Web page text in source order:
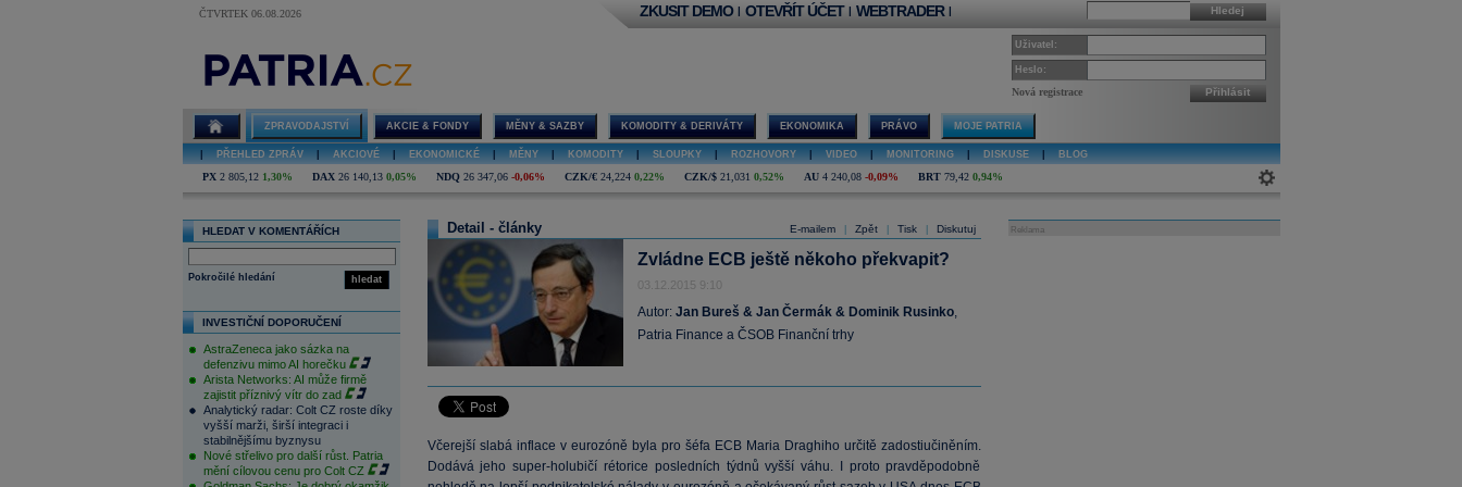
ČTVRTEK 06.08.2026 Hledej
ZKUSIT DEMO | OTEVŘÍT ÚČET | WEBTRADER |
Uživatel:
Heslo:
Nová registrace Přihlásit
ZPRAVODAJSTVÍ AKCIE & FONDY MĚNY & SAZBY KOMODITY & DERIVÁTY EKONOMIKA PRÁVO MOJE PATRIA
PŘEHLED ZPRÁV AKCIOVÉ EKONOMICKÉ MĚNY KOMODITY SLOUPKY ROZHOVORY VIDEO MONITORING DISKUSE BLOG
PX 2 805,12 1,30% DAX 26 140,13 0,05% NDQ 26 347,06 -0,06% CZK/€ 24,224 0,22% CZK/$ 21,031 0,52% AU 4 240,08 -0,09% BRT 79,42 0,94%
HLEDAT V KOMENTÁŘÍCH
hledat
Pokročilé hledání
INVESTIČNÍ DOPORUČENÍ
AstraZeneca jako sázka na
defenzivu mimo AI horečku
Arista Networks: AI může firmě
zajistit příznivý vítr do zad
Analytický radar: Colt CZ roste díky
vyšší marži, širší integraci i
stabilnějšímu byznysu
Nové střelivo pro další růst. Patria
mění cílovou cenu pro Colt CZ
E-mailem Zpět Tisk Diskutuj
Detail - články
Zvládne ECB ještě někoho překvapit?
03.12.2015 9:10
Autor: Jan Bureš & Jan Čermák & Dominik Rusinko,
Patria Finance a ČSOB Finanční trhy
Včerejší slabá inflace v eurozóně byla pro šéfa ECB Maria Draghiho určitě zadostiučiněním.
Dodává jeho super-holubičí rétorice posledních týdnů vyšší váhu. I proto pravděpodobně
Reklama